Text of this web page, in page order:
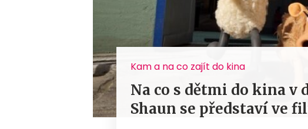
Kam a na co zajít do kina
Na co s dětmi do kina v
Shaun se představí ve